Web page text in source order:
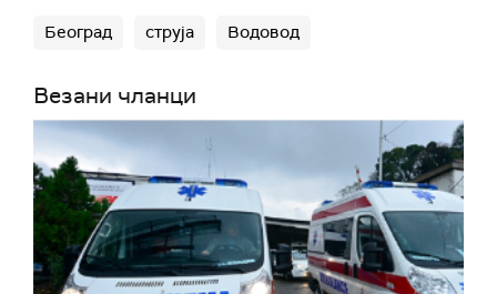
Београд струја Водовод
Везани чланци